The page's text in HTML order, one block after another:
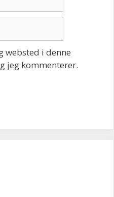
websted i denne
jeg kommenterer.